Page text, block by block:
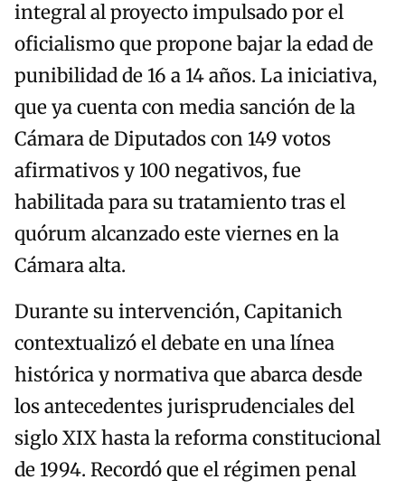
integral al proyecto impulsado por el
oficialismo que propone bajar la edad de
punibilidad de 16 a 14 años. La iniciativa,
que ya cuenta con media sanción de la
Cámara de Diputados con 149 votos
afirmativos y 100 negativos, fue
habilitada para su tratamiento tras el
quórum alcanzado este viernes en la
Cámara alta.
Durante su intervención, Capitanich
contextualizó el debate en una línea
histórica y normativa que abarca desde
los antecedentes jurisprudenciales del
siglo XIX hasta la reforma constitucional
de 1994. Recordó que el régimen penal